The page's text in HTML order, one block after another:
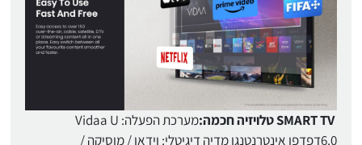
SMART TV טלויזיה חכמה:
מערכת הפעלה: Vidaa U
6.0דפדפן אינטרנטנגן מדיה דיגיטלי: וידאו / מוסיקה /